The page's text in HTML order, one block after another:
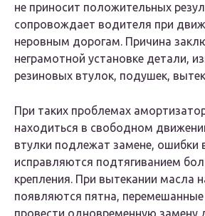
не приносит положительных
сопровождает водителя при
неровным дорогам. Причина
неграмотной установке детали,
резиновых втулок, подушек,
При таких проблемах
находиться в свободном
втулки подлежат замене, ошибки
исправляются подтягиванием
крепления. При вытекании масла
появляются пятна,